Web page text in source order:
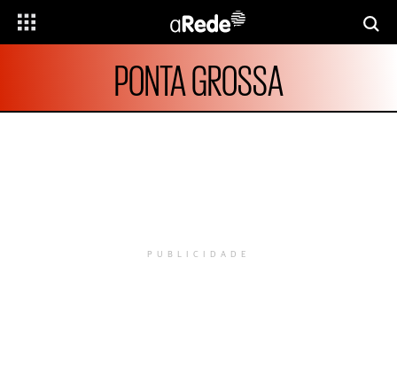
PONTA GROSSA
PUBLICIDADE